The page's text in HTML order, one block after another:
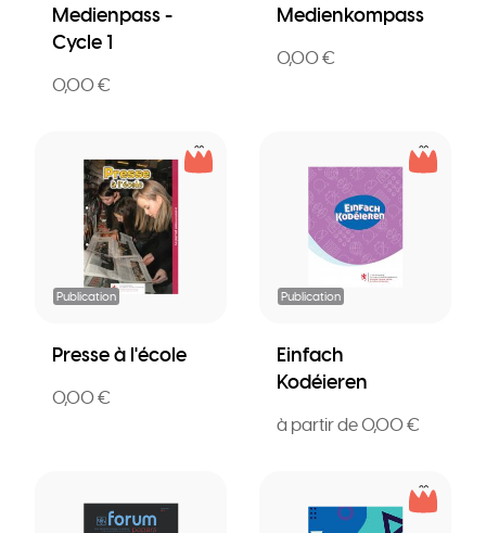
Medienpass -
Cycle 1
0,00 €
Medienkompass
0,00 €
Publication
Presse à l'école
0,00 €
Publication
Einfach
Kodéieren
à partir de 0,00 €